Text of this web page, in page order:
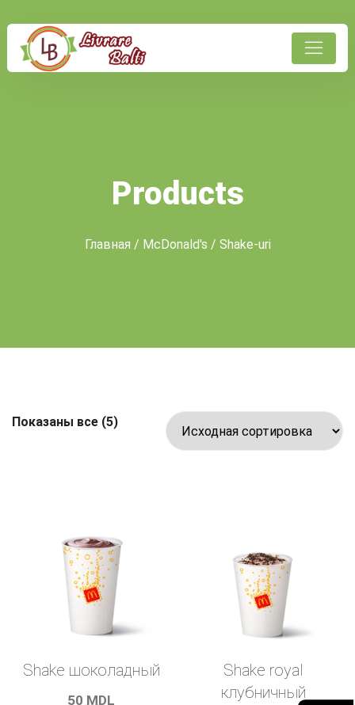
Products
Главная / McDonald's / Shake-uri
Показаны все (5)
Shake шоколадный
50 MDL
Shake royal
клубничный